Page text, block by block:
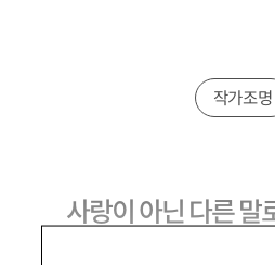
작가조명
사랑이 아닌 다른 말